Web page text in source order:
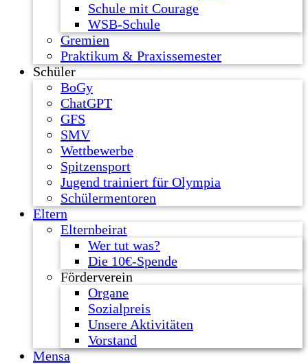
Schule mit Courage
WSB-Schule
Gremien
Praktikum & Praxissemester
Schüler
BoGy
ChatGPT
GFS
SMV
Wettbewerbe
Spitzensport
Jugend trainiert für Olympia
Schülermentoren
Eltern
Elternbeirat
Wer tut was?
Die 10€-Spende
Förderverein
Organe
Sozialpreis
Unsere Aktivitäten
Vorstand
Mensa